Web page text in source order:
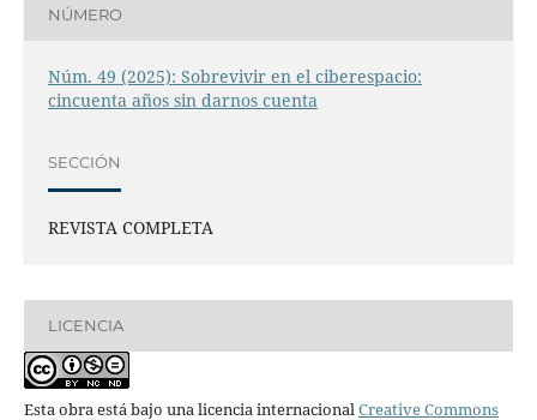
NÚMERO
Núm. 49 (2025): Sobrevivir en el ciberespacio:
cincuenta años sin darnos cuenta
SECCIÓN
REVISTA COMPLETA
LICENCIA
Esta obra está bajo una licencia internacionalCreative Commons